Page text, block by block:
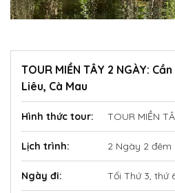
TOUR MIỀN TÂY 2 NGÀY:
Liêu, Cà Mau
Hình thức tour: TOUR MIỀN
Lịch trình: 2 Ngày 2 đêm
Ngày đi: Tối Thứ 3, thứ